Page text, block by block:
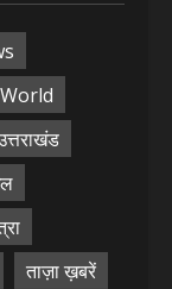
World
ताज़ा ख़बरें